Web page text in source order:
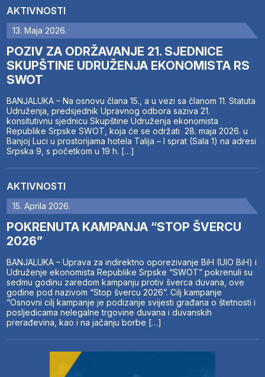
AKTIVNOSTI
13. Maja 2026.
POZIV ZA ODRŽAVANJE 21. SJEDNICE
SKUPŠTINE UDRUŽENJA EKONOMISTA RS
SWOT
BANJALUKA – Na osnovu člana 15., a u vezi sa članom 11. Statuta
Udruženja, predsjednik Upravnog odbora saziva 21.
konsitutivnu sjednicu Skupštine Udruženja ekonomista
Republike Srpske SWOT, koja će se održati 28. maja 2026. u
Banjoj Luci u prostorijama hotela Talija – I sprat (Sala 1) na adresi
Srpska 9, s početkom u 19 h. […]
AKTIVNOSTI
15. Aprila 2026.
POKRENUTA KAMPANJA “STOP ŠVERCU
2026”
BANJALUKA – Uprava za indirektno oporezivanje BiH (UIO BiH) i
Udruženje ekonomista Republike Srpske “SWOT” pokrenuli su
sedmu godinu zaredom kampanju protiv šverca duvana, ove
godine pod nazivom “Stop švercu 2026”. Cilj kampanje
“Osnovni cilj kampanje je podizanje svijesti građana o štetnosti i
posljedicama nelegalne trgovine duvana i duvanskih
prerađevina, kao i na jačanju borbe […]